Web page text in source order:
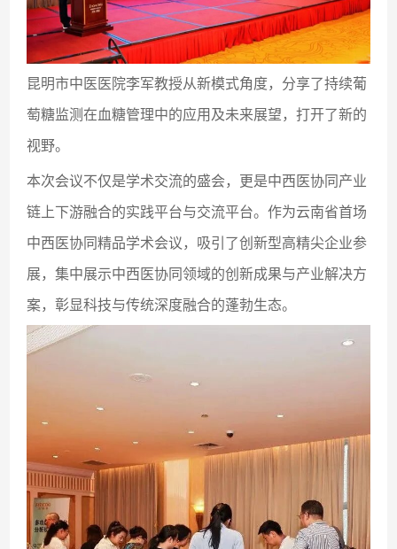
昆明市中医医院李军教授从新模式角度，分享了持续葡
萄糖监测在血糖管理中的应用及未来展望，打开了新的
视野。
本次会议不仅是学术交流的盛会，更是中西医协同产业
链上下游融合的实践平台与交流平台。作为云南省首场
中西医协同精品学术会议，吸引了创新型高精尖企业参
展，集中展示中西医协同领域的创新成果与产业解决方
案，彰显科技与传统深度融合的蓬勃生态。